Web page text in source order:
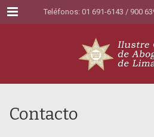
Menu Teléfonos: 01 691-6143 / 900
Contacto